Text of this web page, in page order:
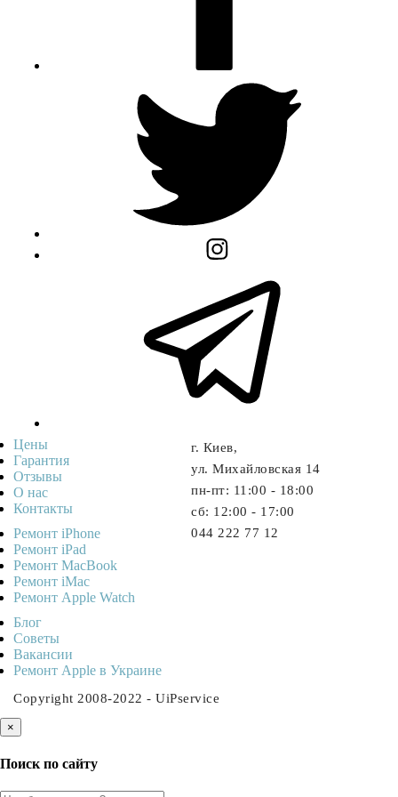
г. Киев,
ул. Михайловская 14
пн-пт: 11:00 - 18:00
cб: 12:00 - 17:00
044 222 77 12
Цены
Гарантия
Отзывы
О нас
Контакты
Ремонт iPhone
Ремонт iPad
Ремонт MacBook
Ремонт iMac
Ремонт Apple Watch
Блог
Советы
Ваканcии
Ремонт Apple в Украине
Copyright 2008-2022 - UiPservice
×
Поиск по сайту